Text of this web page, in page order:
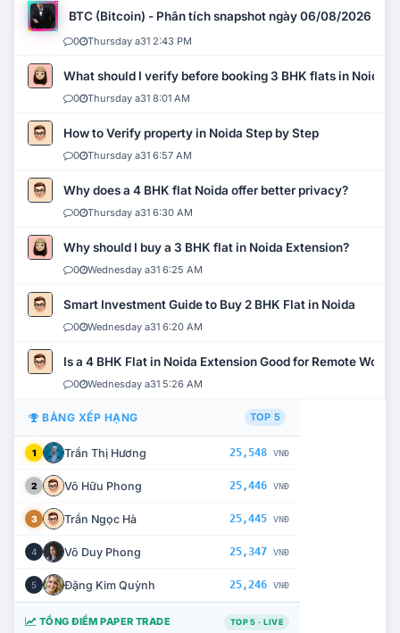
BTC (Bitcoin) - Phân tích snapshot ngày 06/08/2026
0 Thursday a31 2:43 PM
What should I verify before booking 3 BHK flats in Noida?
0 Thursday a31 8:01 AM
How to Verify property in Noida Step by Step
0 Thursday a31 6:57 AM
Why does a 4 BHK flat Noida offer better privacy?
0 Thursday a31 6:30 AM
Why should I buy a 3 BHK flat in Noida Extension?
0 Wednesday a31 6:25 AM
Smart Investment Guide to Buy 2 BHK Flat in Noida
0 Wednesday a31 6:20 AM
Is a 4 BHK Flat in Noida Extension Good for Remote Work?
0 Wednesday a31 5:26 AM
BẢNG XẾP HẠNG TOP 5
1 Trần Thị Hương 25,548 VNĐ
2 Võ Hữu Phong 25,446 VNĐ
3 Trần Ngọc Hà 25,445 VNĐ
4 Võ Duy Phong 25,347 VNĐ
5 Đặng Kim Quỳnh 25,246 VNĐ
TỔNG ĐIỂM PAPER TRADE TOP 5 · LIVE